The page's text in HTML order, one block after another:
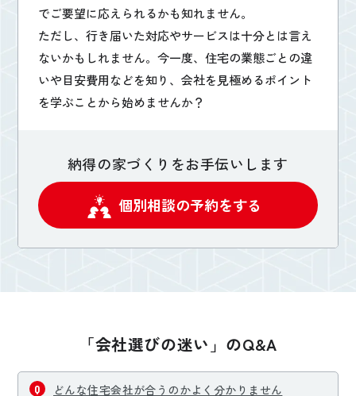
でご要望に応えられるかも知れません。
ただし、行き届いた対応やサービスは十分とは言え
ないかもしれません。今一度、住宅の業態ごとの違
いや目安費用などを知り、会社を見極めるポイント
を学ぶことから始めませんか？
納得の家づくりをお手伝いします
個別相談の予約をする
「会社選びの迷い」のQ&A
どんな住宅会社が合うのかよく分かりません